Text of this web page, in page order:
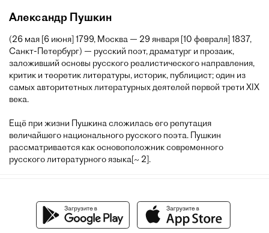
Александр Пушкин
(26 мая [6 июня] 1799, Москва — 29 января [10 февраля] 1837,
Санкт-Петербург) — русский поэт, драматург и прозаик,
заложивший основы русского реалистического направления,
критик и теоретик литературы, историк, публицист; один из
самых авторитетных литературных деятелей первой трети XIX
века.
Ещё при жизни Пушкина сложилась его репутация
величайшего национального русского поэта. Пушкин
рассматривается как основоположник современного
русского литературного языка[~ 2].